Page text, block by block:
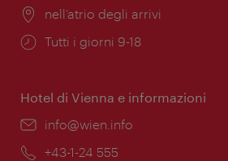
Posizione:
nell’atrio degli arrivi
Orari
Tutti i giorni 9-18
Hotel di Vienna e informazioni
Email:
info@wien.info
Telefono:
+43-1-24 555